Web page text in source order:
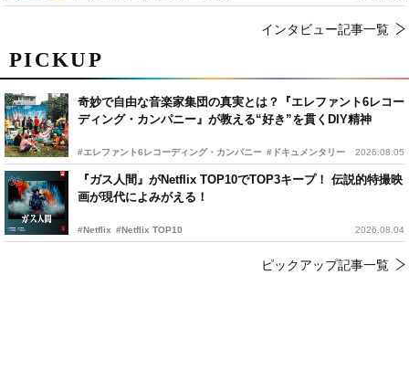
PICKUP
奇妙で自由な音楽家集団の真実とは？『エレファント6レコー
ディング・カンパニー』が教える“好き”を貫くDIY精神
#エレファント6レコーディング・カンパニー #ドキュメンタリー 2026.08.05
『ガス人間』がNetflix TOP10でTOP3キープ！ 伝説的特撮映
画が現代によみがえる！
#Netflix #Netflix TOP10 2026.08.04
ピックアップ記事一覧
インタビュー記事一覧